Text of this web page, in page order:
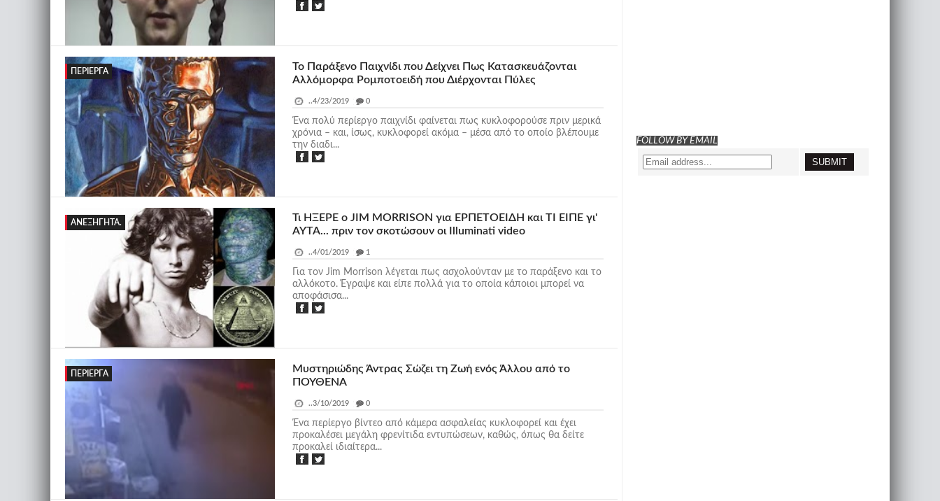
ΠΕΡΊΕΡΓΑ
Το Παράξενο Παιχνίδι που Δείχνει Πως Κατασκευάζονται
Αλλόμορφα Ρομποτοειδή που Διέρχονται Πύλες
..4/23/2019 _ 0
Ένα πολύ περίεργο παιχνίδι φαίνεται πως κυκλοφορούσε πριν μερικά
χρόνια – και, ίσως, κυκλοφορεί ακόμα – μέσα από το οποίο βλέπουμε
την διαδι...
ΑΝΕΞΉΓΗΤΑ.
Τι ΗΞΕΡΕ ο JIM MORRISON για ΕΡΠΕΤΟΕΙΔΗ και ΤΙ ΕΙΠΕ γι'
ΑΥΤΑ... πριν τον σκοτώσουν οι Illuminati video
..4/01/2019 _ 1
Για τον Jim Morrison λέγεται πως ασχολούνταν με το παράξενο και το
αλλόκοτο. Έγραψε και είπε πολλά για το οποία κάποιοι μπορεί να
αποφάσισα...
ΠΕΡΊΕΡΓΑ
Μυστηριώδης Άντρας Σώζει τη Ζωή ενός Άλλου από το
ΠΟΥΘΕΝΑ
..3/10/2019 _ 0
Ένα περίεργο βίντεο από κάμερα ασφαλείας κυκλοφορεί και έχει
προκαλέσει μεγάλη φρενίτιδα εντυπώσεων, καθώς, όπως θα δείτε
προκαλεί ιδιαίτερα...
FOLLOW BY EMAIL